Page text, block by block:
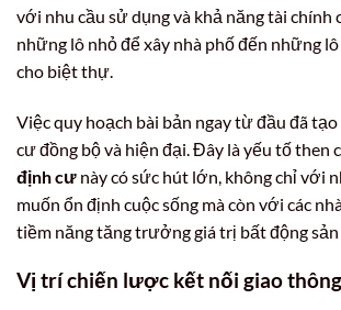
với nhu cầu sử dụng và khả năng tài chính
những lô nhỏ để xây nhà phố đến những
cho biệt thự.
Việc quy hoạch bài bản ngay từ đầu đã
cư đồng bộ và hiện đại. Đây là yếu tố then
định cư này có sức hút lớn, không chỉ với
muốn ổn định cuộc sống mà còn với các
tiềm năng tăng trưởng giá trị bất động
Vị trí chiến lược kết nối giao thông